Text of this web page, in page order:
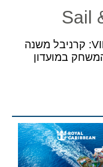
ביי ביי VIFP: קרניבל משנה
במועדון